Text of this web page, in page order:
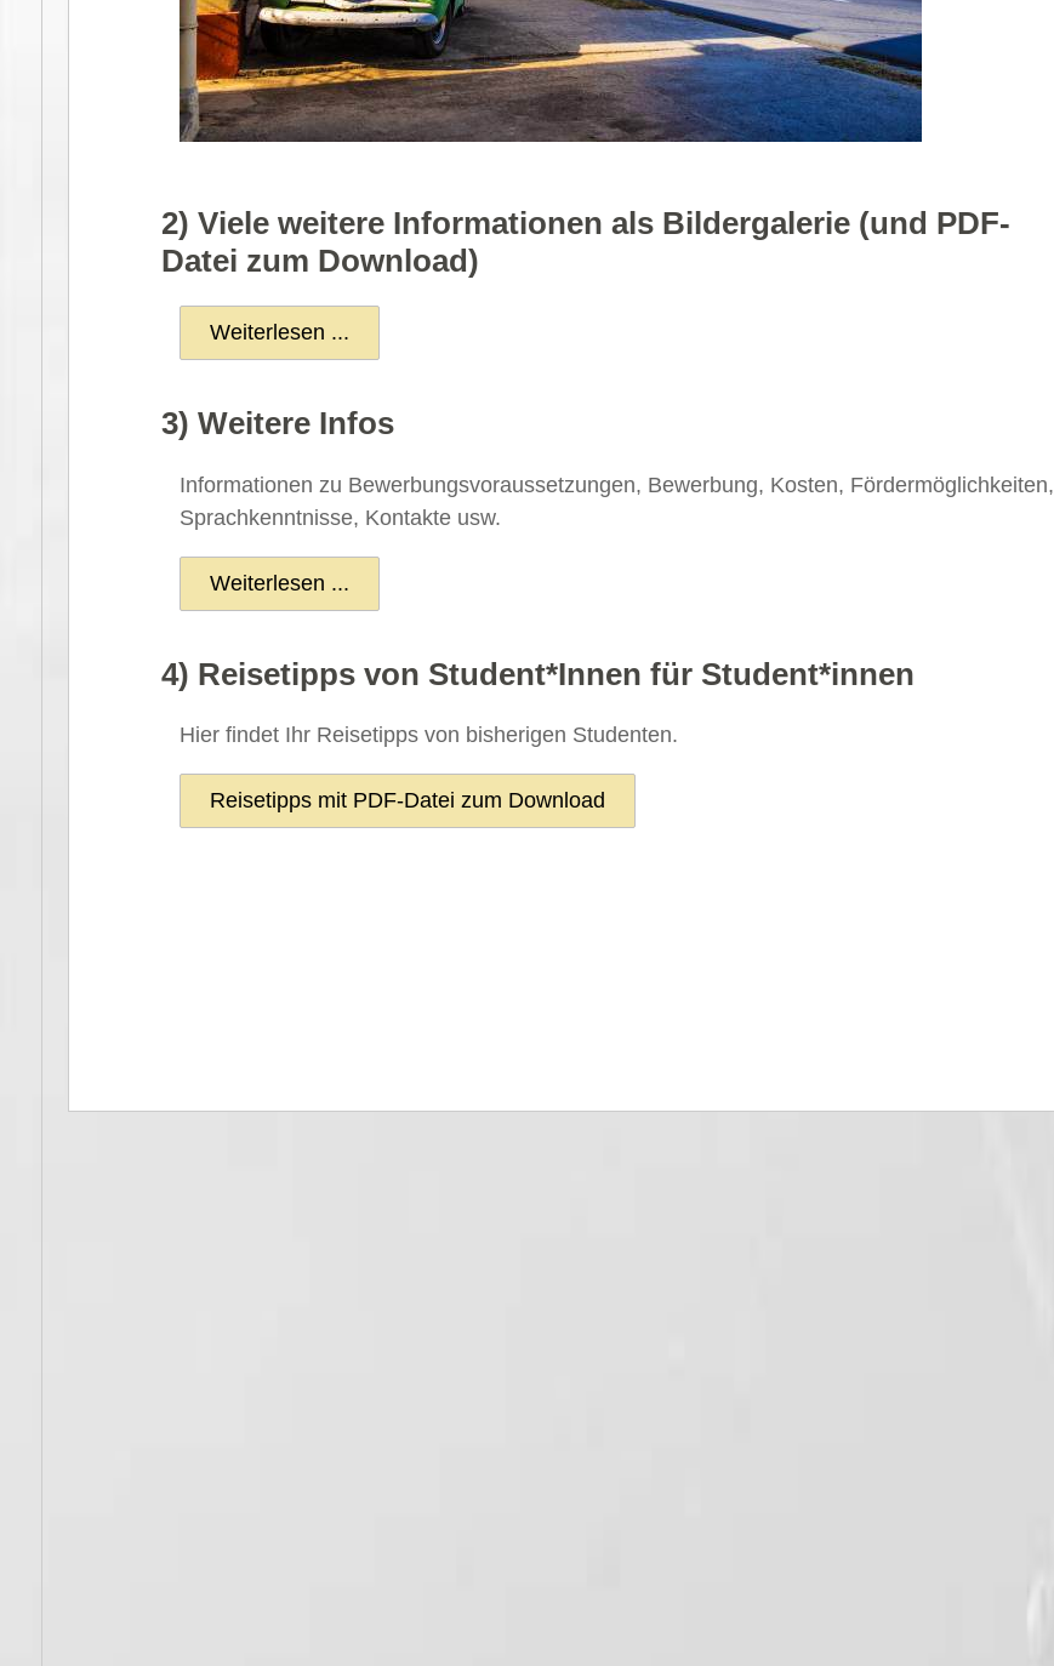
2) Viele weitere Informationen als Bildergalerie (und PDF-
Datei zum Download)
Weiterlesen ...
3) Weitere Infos
Informationen zu Bewerbungsvoraussetzungen, Bewerbung, Kosten, Fördermöglichkeiten,
Sprachkenntnisse, Kontakte usw.
Weiterlesen ...
4) Reisetipps von Student*Innen für Student*innen
Hier findet Ihr Reisetipps von bisherigen Studenten.
Reisetipps mit PDF-Datei zum Download